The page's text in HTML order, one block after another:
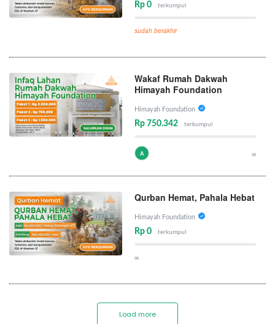
Rp 0 terkumpul
sudah berakhir
Wakaf Rumah Dakwah
Himayah Foundation
Himayah Foundation
Rp 750.342 terkumpul
A ∞
Qurban Hemat, Pahala Hebat
Himayah Foundation
Rp 0 terkumpul
∞
Load more